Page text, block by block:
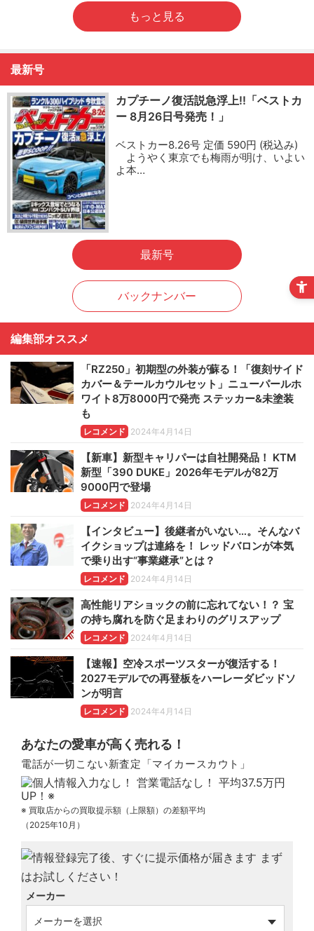
もっと見る
最新号
カプチーノ復活説急浮上!!「ベストカ
ー 8月26日号発売！」
ベストカー8.26号 定価 590円 (税込み)
ようやく東京でも梅雨が明け、いよい
よ本…
最新号
バックナンバー
編集部オススメ
「RZ250」初期型の外装が蘇る！「復刻サイド
カバー＆テールカウルセット」ニューパールホ
ワイト8万8000円で発売 ステッカー&未塗装
も
レコメンド 2024年4月14日
【新車】新型キャリパーは自社開発品！ KTM
新型「390 DUKE」2026年モデルが82万
9000円で登場
レコメンド 2024年4月14日
【インタビュー】後継者がいない…。そんなバ
イクショップは連絡を！ レッドバロンが本気
で乗り出す“事業継承”とは？
レコメンド 2024年4月14日
高性能リアショックの前に忘れてない！？ 宝
の持ち腐れを防ぐ足まわりのグリスアップ
レコメンド 2024年4月14日
【速報】空冷スポーツスターが復活する！
2027モデルでの再登板をハーレーダビッドソ
ンが明言
レコメンド 2024年4月14日
あなたの愛車が高く売れる！
電話が一切こない新査定「マイカースカウト」
※ 買取店からの買取提示額（上限額）の差額平均
（2025年10月）
メーカー